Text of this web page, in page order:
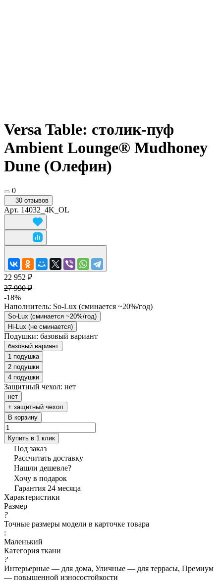
Versa Table: столик-пуф
Ambient Lounge® Mudhoney
Dune (Олефин)
0
30 отзывов
Арт. 14032_4K_OL
22 952 ₽
27 990 ₽
-18%
Наполнитель: So-Lux (cминается ~20%/год)
So-Lux (cминается ~20%/год)
Hi-Lux (не сминается)
Подушки: базовый вариант
базовый вариант
1 подушка
2 подушки
4 подушки
Защитный чехол: нет
нет
+ защитный чехол
В корзину
Купить в 1 клик
Под заказ
Рассчитать доставку
Нашли дешевле?
Хочу в подарок
Гарантия 24 месяца
Характеристики
Размер
?
Точные размеры модели в карточке товара
:
Маленький
Категория ткани
?
Интерьерные — для дома, Уличные — для террасы, Премиум
— повышенной износостойкости